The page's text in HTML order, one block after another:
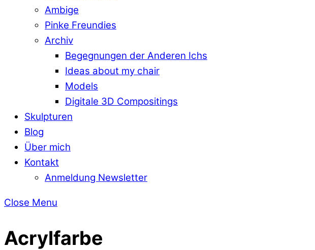
Ambige
Pinke Freundies
Archiv
Begegnungen der Anderen Ichs
Ideas about my chair
Models
Digitale 3D Compositings
Skulpturen
Blog
Über mich
Kontakt
Anmeldung Newsletter
Close Menu
Acrylfarbe